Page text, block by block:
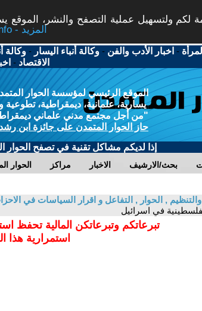
لكم ولتسهيل عملية التصفح والنشر، الموقع
More info - المزيد
- اخبار الأدب والفن -وكالة أنباء اليسار -وكالة
الاقتصاد -
الموقع الرئيسي لمؤسسة الحوار
يسارية، علمانية، ديمقراطية، تطوعية
"من أجل مجتمع مدني علماني
حاز الحوار المتمدن على جائزة ابن رشد
إذا لديكم مشاكل تقنية في تصفح الحوار
الحوار مراكز الاخبار بحث/الارشيف
, الحوار , التفاعل و اقرار السياسات في
في اسرائيل
تبرعاتكم وتبرعاتكن المالية تحفظ
استمرارية هذا